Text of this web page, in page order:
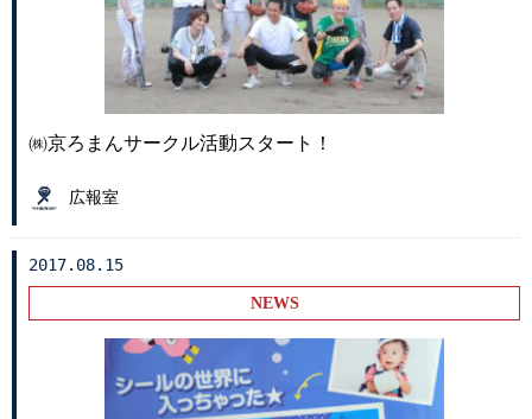
㈱京ろまんサークル活動スタート！
広報室
2017.08.15
NEWS